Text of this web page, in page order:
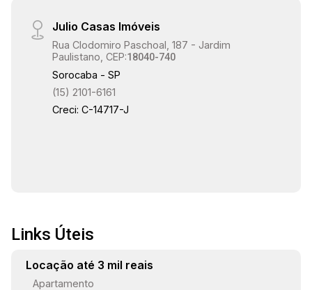
Julio Casas Imóveis
Rua Clodomiro Paschoal, 187 - Jardim
Paulistano, CEP:18040-740
Sorocaba - SP
(15) 2101-6161
Creci: C-14717-J
Links Úteis
Locação até 3 mil reais
Apartamento